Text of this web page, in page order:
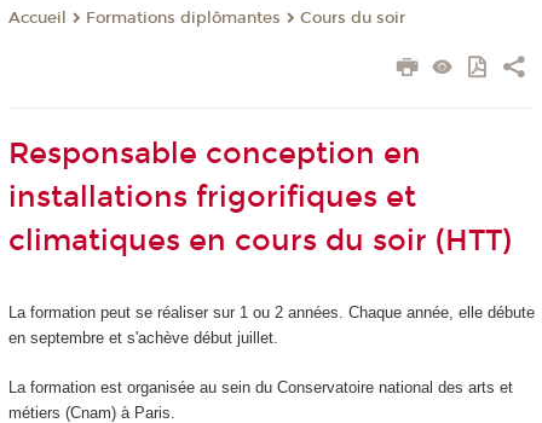
Accueil Formations diplômantes Cours du soir
Responsable conception en
installations frigorifiques et
climatiques en cours du soir (HTT)
La formation peut se réaliser sur 1 ou 2 années. Chaque année, elle débute
en septembre et s'achève début juillet.
La formation est organisée au sein du Conservatoire national des arts et
métiers (Cnam) à Paris.